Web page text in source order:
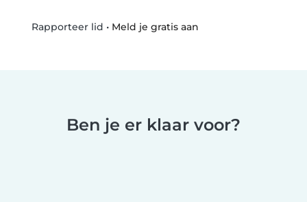
Rapporteer lid • Meld je gratis aan
Ben je er klaar voor?